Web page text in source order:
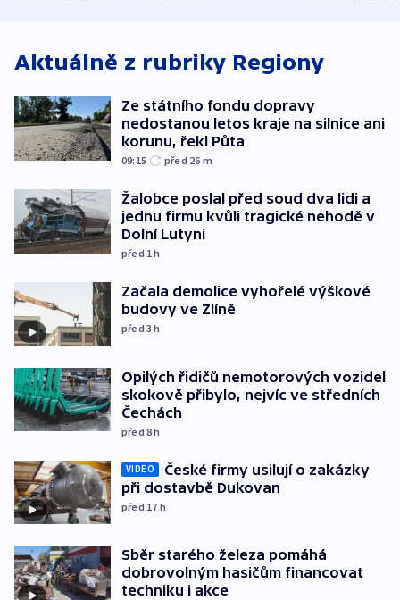
Aktuálně z rubriky Regiony
Ze státního fondu dopravy
nedostanou letos kraje na silnice ani
korunu, řekl Půta
09:15 před 26 m
Žalobce poslal před soud dva lidi a
jednu firmu kvůli tragické nehodě v
Dolní Lutyni
před 1h
Začala demolice vyhořelé výškové
budovy ve Zlíně
před 3h
Opilých řidičů nemotorových vozidel
skokově přibylo, nejvíc ve středních
Čechách
před 8h
VIDEO
České firmy usilují o zakázky
při dostavbě Dukovan
před 17 h
Sběr starého železa pomáhá
dobrovolným hasičům financovat
techniku i akce